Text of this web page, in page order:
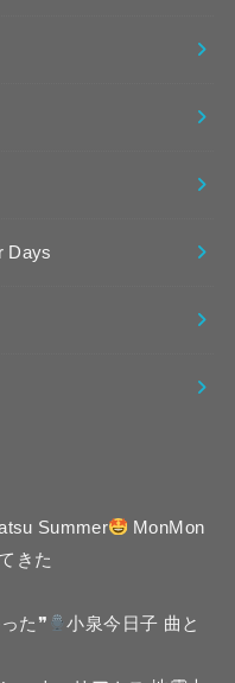
Days
Summer
MonMon
きた
た❞
小泉今日子 曲と